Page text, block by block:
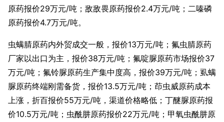
原药报价29万元/吨；敌敌畏原药报价2.4万元/吨；二嗪磷
原药报价4.7万元/吨。
虫螨腈原药内外贸成交一般，报价13万元/吨；氟虫腈原药
厂家以出口为主，报价38万元/吨；氟啶脲原药市场报价37
万元/吨；氟铃脲原药生产集中度高，报价39万元/吨；虱螨
脲原药终端刚需备货，报价13.5万元/吨；茚虫威原药成本
上涨，折百报价55万元/吨，渠道价格略低；丁醚脲原药报
价10.5万元/吨；虫酰肼原药报价22万元/吨；甲氧虫酰肼原